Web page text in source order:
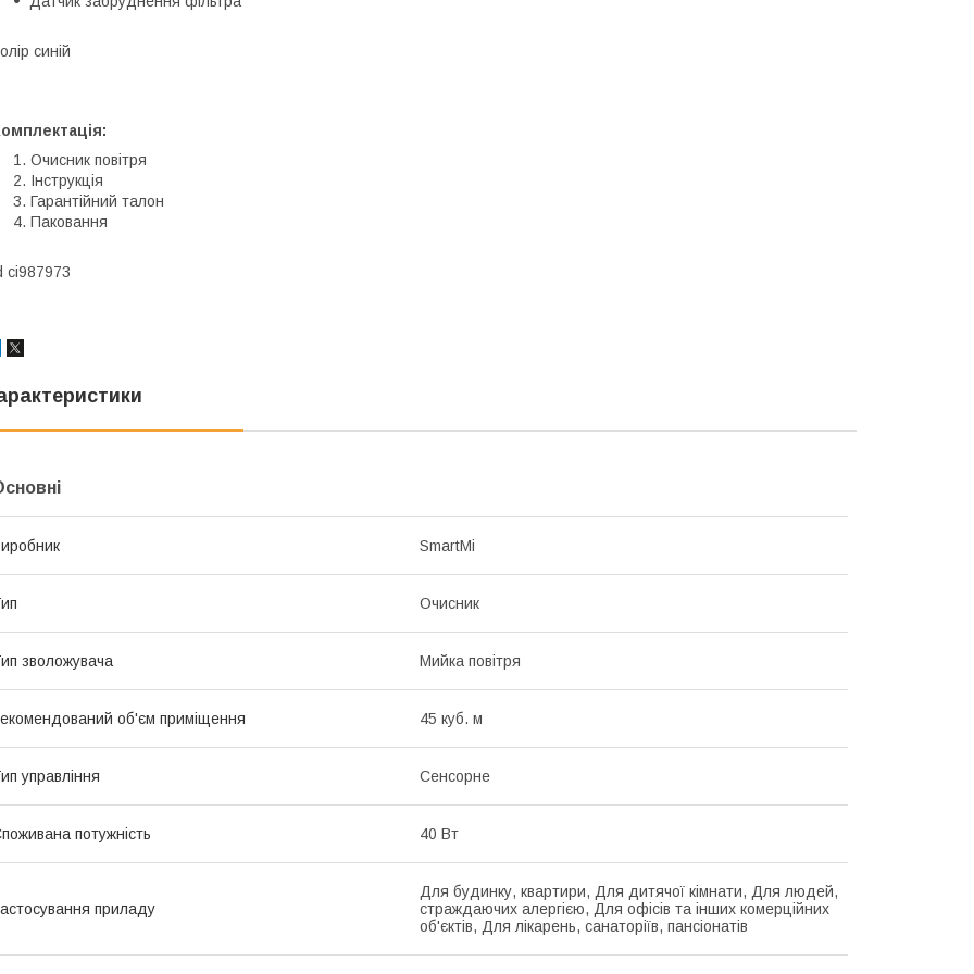
синій
Очисник повітря
Інструкція
Гарантійний талон
Паковання
ci987973
SmartMi
Очисник
зволожувача Мийка повітря
об'єм приміщення 45 куб. м
управління Сенсорне
потужність 40 Вт
приладу
Для будинку, квартири, Для дитячої кімнати, Для людей,
страждаючих алергією, Для офісів та інших комерційних
об'єктів, Для лікарень, санаторіїв, пансіонатів